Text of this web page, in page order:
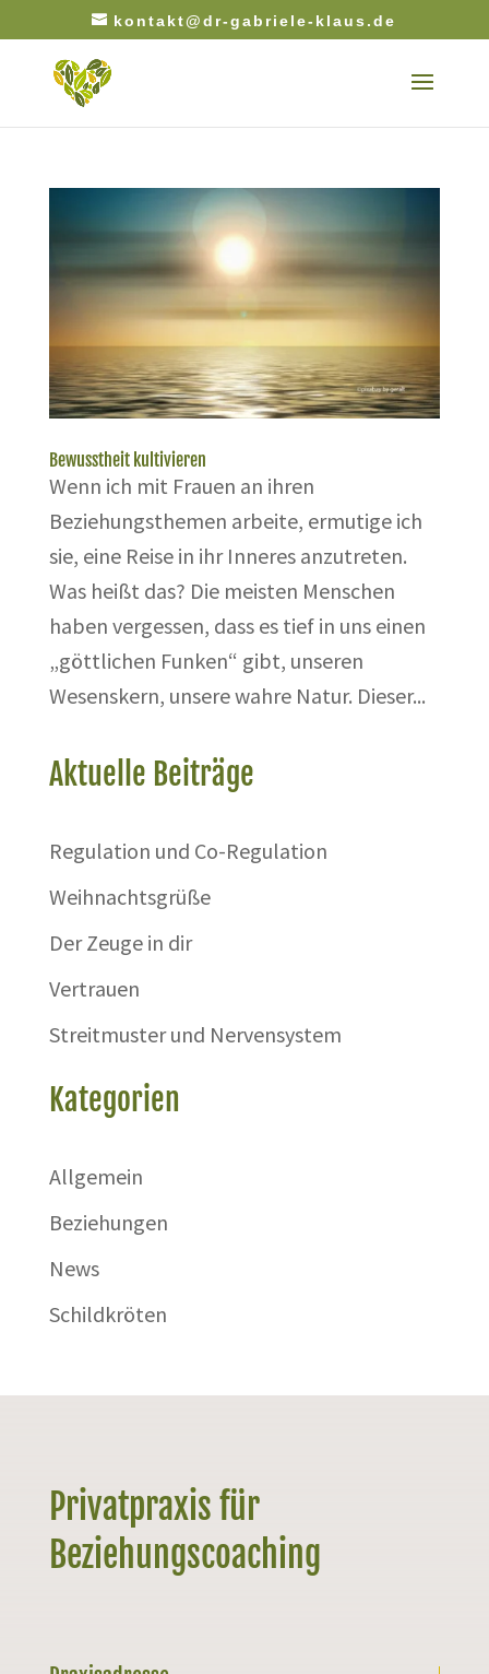
kontakt@dr-gabriele-klaus.de
Bewusstheit kultivieren
Wenn ich mit Frauen an ihren
Beziehungsthemen arbeite, ermutige ich
sie, eine Reise in ihr Inneres anzutreten.
Was heißt das? Die meisten Menschen
haben vergessen, dass es tief in uns einen
„göttlichen Funken“ gibt, unseren
Wesenskern, unsere wahre Natur. Dieser...
Aktuelle Beiträge
Regulation und Co-Regulation
Weihnachtsgrüße
Der Zeuge in dir
Vertrauen
Streitmuster und Nervensystem
Kategorien
Allgemein
Beziehungen
News
Schildkröten
Privatpraxis für
Beziehungscoaching